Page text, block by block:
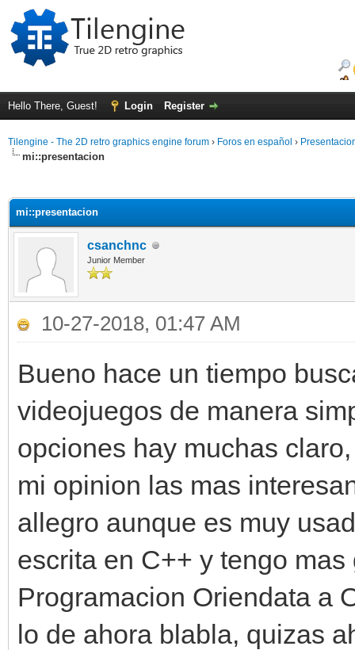
Hello There, Guest! Login Register
Tilengine - The 2D retro graphics engine forum › Foros en español ›
mi::presentacion
mi::presentacion
csanchnc
Junior Member
10-27-2018, 01:47 AM
Bueno hace un tiempo
videojuegos de manera
opciones hay muchas
mi opinion las mas
allegro aunque es muy
escrita en C++ y tengo
Programacion Oriendata a
lo de ahora blabla, quizas